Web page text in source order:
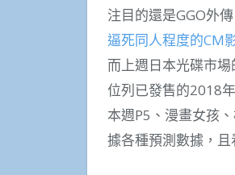
注目的還是GGO外傳
逼死同人程度的CM
而上週日本光碟市
位列已發售的2018
本週P5、漫畫女孩
據各種預測數據，